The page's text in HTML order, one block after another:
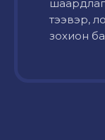
тээвэр,
зохион